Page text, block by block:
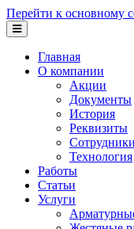
Перейти к основному
Главная
О компании
Акции
Документы
История
Реквизиты
Сотрудники
Технология
Работы
Статьи
Услуги